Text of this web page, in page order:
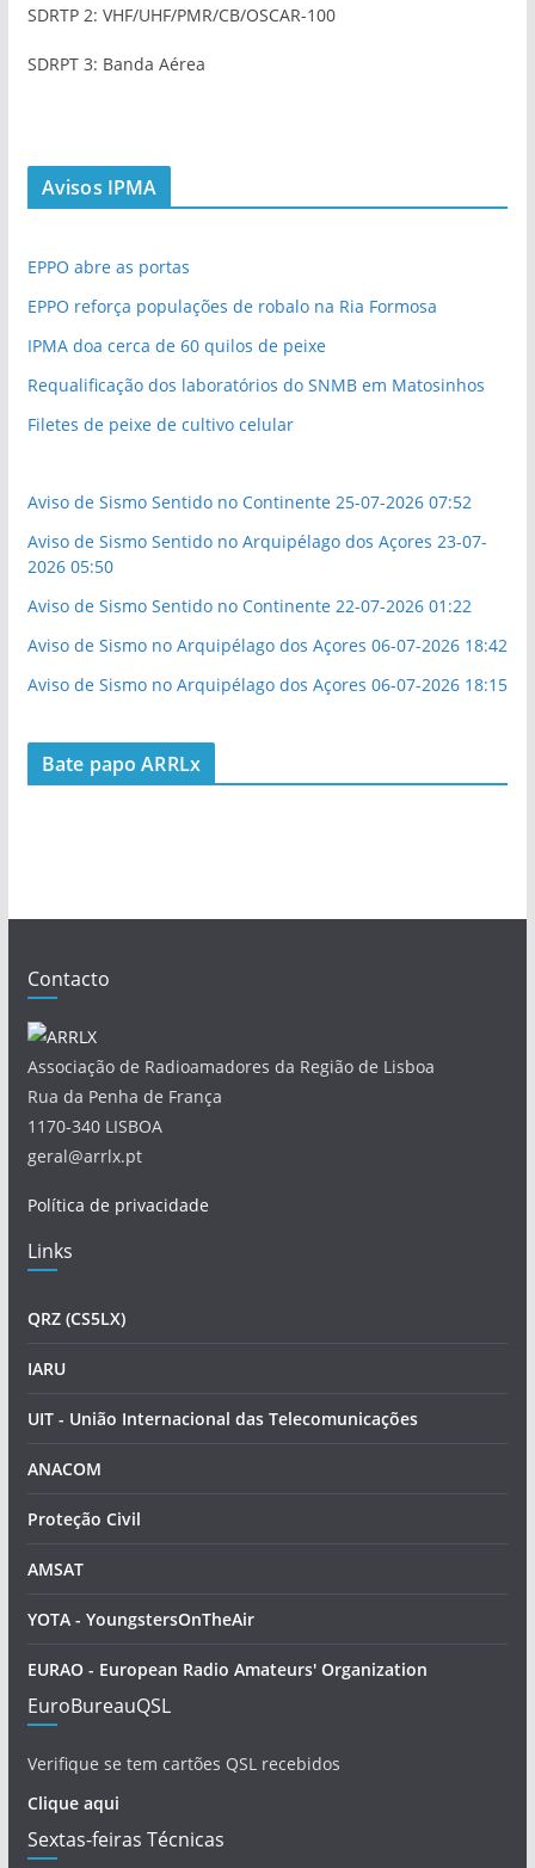
SDRTP 2: VHF/UHF/PMR/CB/OSCAR-100
SDRPT 3: Banda Aérea
Avisos IPMA
EPPO abre as portas
EPPO reforça populações de robalo na Ria Formosa
IPMA doa cerca de 60 quilos de peixe
Requalificação dos laboratórios do SNMB em Matosinhos
Filetes de peixe de cultivo celular
Aviso de Sismo Sentido no Continente 25-07-2026 07:52
Aviso de Sismo Sentido no Arquipélago dos Açores 23-07-
2026 05:50
Aviso de Sismo Sentido no Continente 22-07-2026 01:22
Aviso de Sismo no Arquipélago dos Açores 06-07-2026 18:42
Aviso de Sismo no Arquipélago dos Açores 06-07-2026 18:15
Bate papo ARRLx
Contacto
Associação de Radioamadores da Região de Lisboa
Rua da Penha de França
1170-340 LISBOA
geral@arrlx.pt
Política de privacidade
Links
QRZ (CS5LX)
IARU
UIT - União Internacional das Telecomunicações
ANACOM
Proteção Civil
AMSAT
YOTA - YoungstersOnTheAir
EURAO - European Radio Amateurs' Organization
EuroBureauQSL
Verifique se tem cartões QSL recebidos
Clique aqui
Sextas-feiras Técnicas